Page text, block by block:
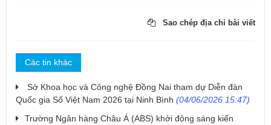
Sao chép địa chỉ bài viết
Các tin khác
Sở Khoa học và Công nghệ Đồng Nai tham dự Diễn đàn
Quốc gia Số Việt Nam 2026 tại Ninh Bình (04/06/2026 15:47)
Trường Ngân hàng Châu Á (ABS) khởi động sáng kiến